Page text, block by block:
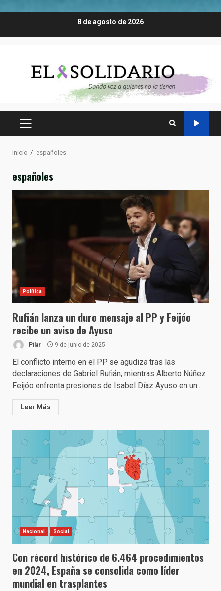
8 de agosto de 2026
MENÚ
Inicio españoles
españoles
Política
Rufián lanza un duro mensaje al PP y Feijóo
recibe un aviso de Ayuso
Pilar 9 de junio de 2025
El conflicto interno en el PP se agudiza tras las
declaraciones de Gabriel Rufián, mientras Alberto Núñez
Feijóo enfrenta presiones de Isabel Díaz Ayuso en un...
Leer Más
Nacional Social
Con récord histórico de 6.464 procedimientos
en 2024, España se consolida como líder
mundial en trasplantes